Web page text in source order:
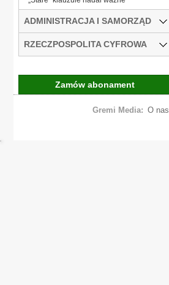
ADMINISTRACJA I SAMORZĄD
RZECZPOSPOLITA CYFROWA
Zamów abonament
Gremi Media: O nas